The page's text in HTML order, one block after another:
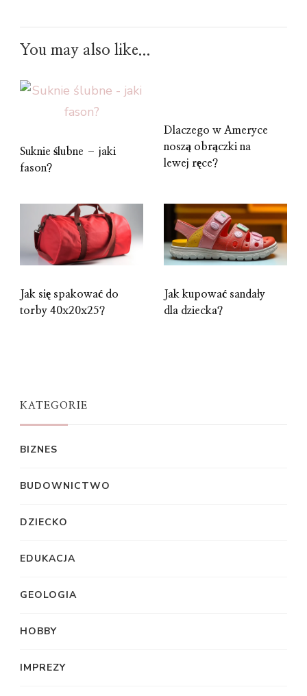
You may also like...
Suknie ślubne – jaki
fason?
Dlaczego w Ameryce
noszą obrączki na
lewej ręce?
Jak się spakować do
torby 40x20x25?
Jak kupować sandały
dla dziecka?
KATEGORIE
BIZNES
BUDOWNICTWO
DZIECKO
EDUKACJA
GEOLOGIA
HOBBY
IMPREZY